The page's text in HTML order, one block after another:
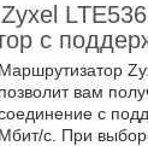
с
Маршрутизатор
позволит вам
с
Мбит/с. При